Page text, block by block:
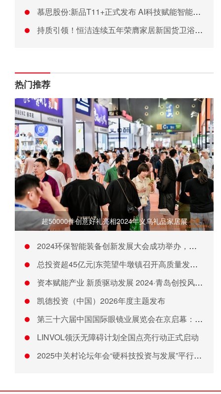
慕思股份:新品T11+正式发布 AI科技赋能智能睡眠新体验
持质引领！恒洁连续五年荣膺家居新国货卫浴行业领军品牌
热门推荐
超50000件创意好礼亮相2024年义乌礼品家居展
2024环保智能装备创新发展大会成功举办，金科环境新水岛2.
总投资超45亿元|东莞望牛墩镇召开高质量发展大会暨2026年
资本赋能产业 新质驱动发展 2024·青岛创投风投大会举行
凯德投资（中国）2026年度主题发布
第三十六届中国国际眼镜业展览会在京启幕：汇聚全球"
LINVOL领沃无障碍计划全国点亮行动正式启动
2025中关村论坛年会“硬科技投资与发展”平行论坛成功举办